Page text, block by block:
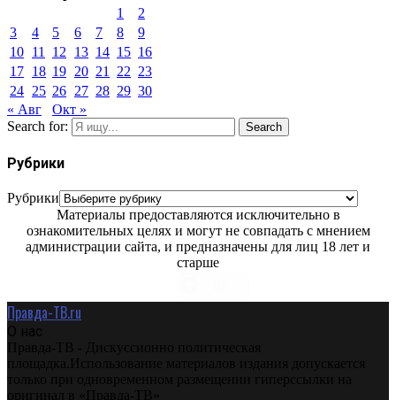
1
2
3
4 5 6 7 8
9
10 11 12 13 14 15 16
17 18 19 20 21 22 23
24 25 26 27 28 29 30
« Авг
Окт »
Search for:
Search
Рубрики
Рубрики
Материалы предоставляются исключительно в
ознакомительных целях и могут не совпадать с мнением
администрации сайта, и предназначены для лиц 18 лет и
старше
Правда-ТВ.ru
О нас
Правда-ТВ - Дискуссионно политическая
площадка.Использование материалов издания допускается
только при одновременном размещении гиперссылки на
оригинал в «Правда-ТВ»